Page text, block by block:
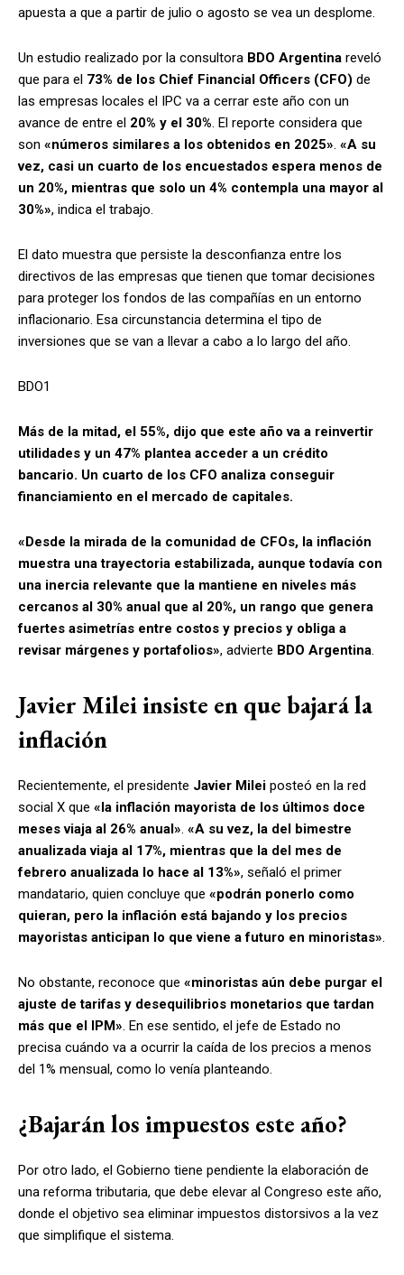
apuesta a que a partir de julio o agosto se vea un desplome.
Un estudio realizado por la consultora BDO Argentina reveló
que para el 73% de los Chief Financial Officers (CFO) de
las empresas locales el IPC va a cerrar este año con un
avance de entre el 20% y el 30%. El reporte considera que
son «números similares a los obtenidos en 2025». «A su
vez, casi un cuarto de los encuestados espera menos de
un 20%, mientras que solo un 4% contempla una mayor al
30%», indica el trabajo.
El dato muestra que persiste la desconfianza entre los
directivos de las empresas que tienen que tomar decisiones
para proteger los fondos de las compañías en un entorno
inflacionario. Esa circunstancia determina el tipo de
inversiones que se van a llevar a cabo a lo largo del año.
BDO1
Más de la mitad, el 55%, dijo que este año va a reinvertir
utilidades y un 47% plantea acceder a un crédito
bancario. Un cuarto de los CFO analiza conseguir
financiamiento en el mercado de capitales.
«Desde la mirada de la comunidad de CFOs, la inflación
muestra una trayectoria estabilizada, aunque todavía con
una inercia relevante que la mantiene en niveles más
cercanos al 30% anual que al 20%, un rango que genera
fuertes asimetrías entre costos y precios y obliga a
revisar márgenes y portafolios», advierte BDO Argentina.
Javier Milei insiste en que bajará la
inflación
Recientemente, el presidente Javier Milei posteó en la red
social X que «la inflación mayorista de los últimos doce
meses viaja al 26% anual». «A su vez, la del bimestre
anualizada viaja al 17%, mientras que la del mes de
febrero anualizada lo hace al 13%», señaló el primer
mandatario, quien concluye que «podrán ponerlo como
quieran, pero la inflación está bajando y los precios
mayoristas anticipan lo que viene a futuro en minoristas».
No obstante, reconoce que «minoristas aún debe purgar el
ajuste de tarifas y desequilibrios monetarios que tardan
más que el IPM». En ese sentido, el jefe de Estado no
precisa cuándo va a ocurrir la caída de los precios a menos
del 1% mensual, como lo venía planteando.
¿Bajarán los impuestos este año?
Por otro lado, el Gobierno tiene pendiente la elaboración de
una reforma tributaria, que debe elevar al Congreso este año,
donde el objetivo sea eliminar impuestos distorsivos a la vez
que simplifique el sistema.